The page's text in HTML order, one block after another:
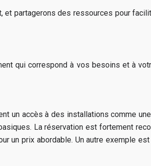
partagerons des ressources pour
qui correspond à vos besoins et à
un accès à des installations comme
La réservation est fortement
un prix abordable. Un autre exemple